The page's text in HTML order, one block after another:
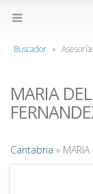
Buscador »
MARIA
Cantabria »